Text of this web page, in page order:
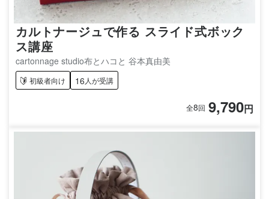
カルトナージュで作る スライド式ボック
ス講座
cartonnage studio布とハコと 谷本真由美
初級者向け 16 人が受講
全8回 9,790円